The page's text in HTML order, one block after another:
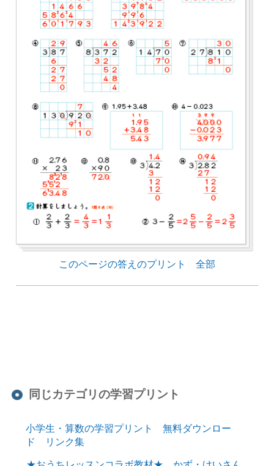
このページの答えのプリント 全部
同じカテゴリの学習プリント
小学生・算数の学習プリント 無料ダウンロー
ド リンク集